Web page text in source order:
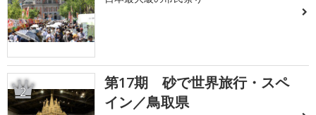
2
第17期 砂で世界旅行・スペ
イン／鳥取県